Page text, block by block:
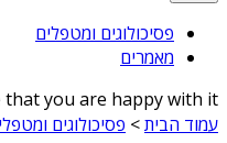
פסיכולוגים ומטפלים
מאמרים
that you are happy with it
עמוד הבית> פסיכולוגים